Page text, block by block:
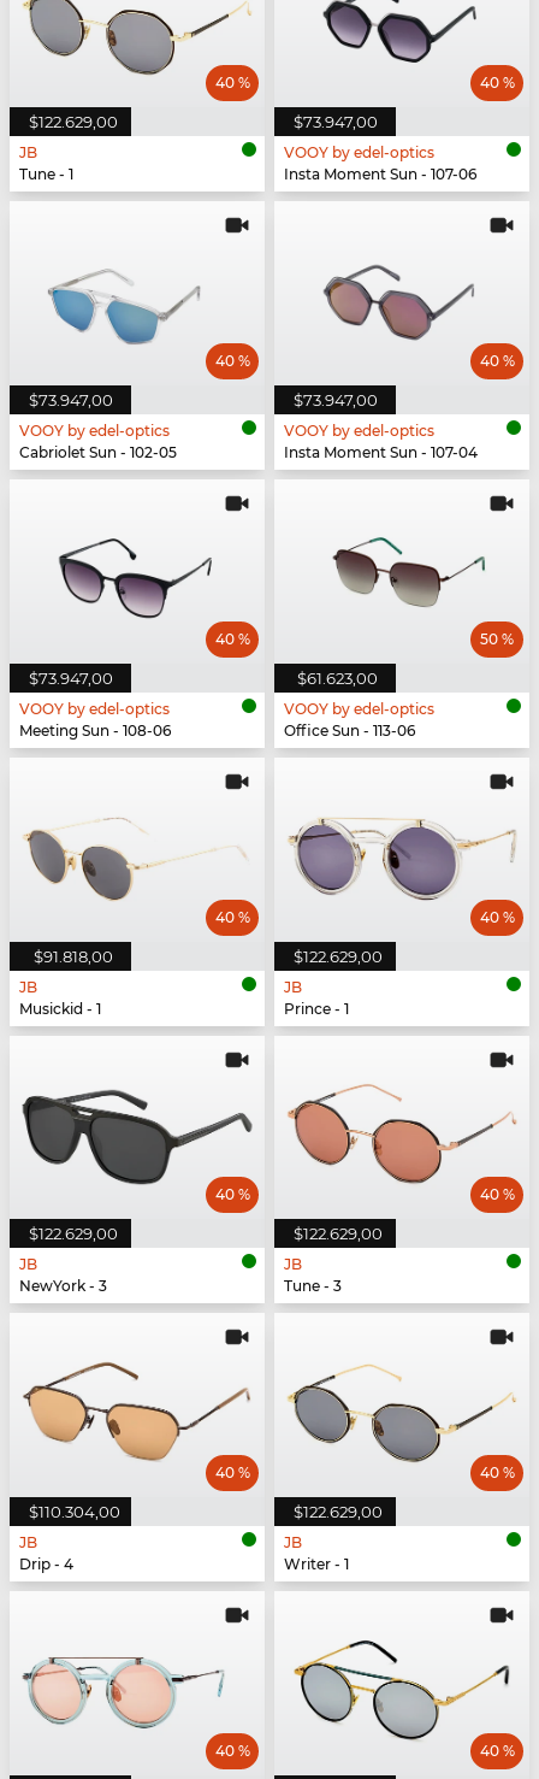
$122.629,00
40 %
JB
Tune - 1
$73.947,00
40 %
VOOY by edel-optics
Insta Moment Sun - 107-06
$73.947,00
40 %
VOOY by edel-optics
Cabriolet Sun - 102-05
$73.947,00
40 %
VOOY by edel-optics
Insta Moment Sun - 107-04
$73.947,00
40 %
VOOY by edel-optics
Meeting Sun - 108-06
$61.623,00
50 %
VOOY by edel-optics
Office Sun - 113-06
$91.818,00
40 %
JB
Musickid - 1
$122.629,00
40 %
JB
Prince - 1
$122.629,00
40 %
JB
NewYork - 3
$122.629,00
40 %
JB
Tune - 3
$110.304,00
40 %
JB
Drip - 4
$122.629,00
40 %
JB
Writer - 1
40 % 40 %